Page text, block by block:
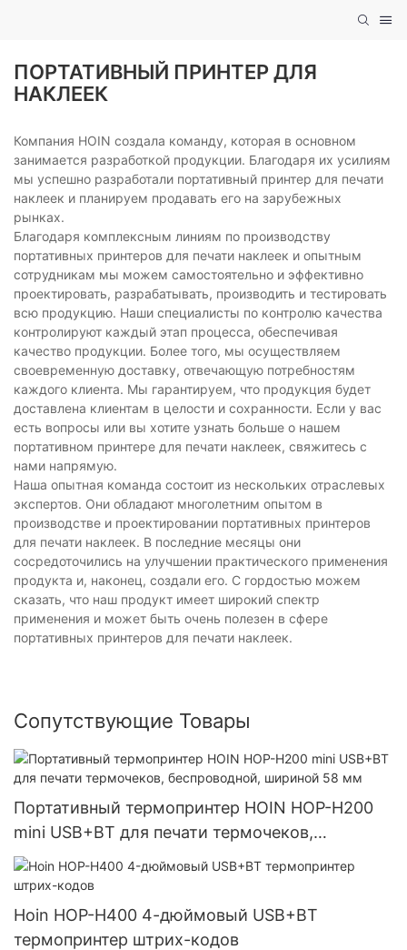
ПОРТАТИВНЫЙ ПРИНТЕР ДЛЯ
НАКЛЕЕК
Компания HOIN создала команду, которая в основном
занимается разработкой продукции. Благодаря их усилиям
мы успешно разработали портативный принтер для печати
наклеек и планируем продавать его на зарубежных
рынках.
Благодаря комплексным линиям по производству
портативных принтеров для печати наклеек и опытным
сотрудникам мы можем самостоятельно и эффективно
проектировать, разрабатывать, производить и тестировать
всю продукцию. Наши специалисты по контролю качества
контролируют каждый этап процесса, обеспечивая
качество продукции. Более того, мы осуществляем
своевременную доставку, отвечающую потребностям
каждого клиента. Мы гарантируем, что продукция будет
доставлена ​​клиентам в целости и сохранности. Если у вас
есть вопросы или вы хотите узнать больше о нашем
портативном принтере для печати наклеек, свяжитесь с
нами напрямую.
Наша опытная команда состоит из нескольких отраслевых
экспертов. Они обладают многолетним опытом в
производстве и проектировании портативных принтеров
для печати наклеек. В последние месяцы они
сосредоточились на улучшении практического применения
продукта и, наконец, создали его. С гордостью можем
сказать, что наш продукт имеет широкий спектр
применения и может быть очень полезен в сфере
портативных принтеров для печати наклеек.
Сопутствующие Товары
Портативный термопринтер HOIN HOP-H200
mini USB+BT для печати термочеков,
беспроводной, шириной 58 мм
Hoin HOP-H400 4-дюймовый USB+BT
термопринтер штрих-кодов